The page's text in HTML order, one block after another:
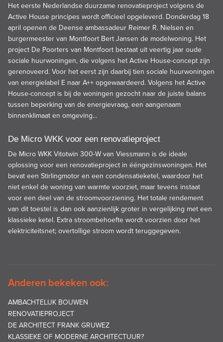
Het eerste Nederlandse duurzame renovatieproject volgens de
Active House principes wordt officieel opgeleverd. Donderdag 18
april openen de Deense ambassadeur Reimer R. Nielsen en
burgermeester van Montfoort Bert Jansen de modelwoning. Het
project De Poorters van Montfoort bestaat uit veertig jaar oude
sociale huurwoningen, die volgens het Active House-concept zijn
gerenoveerd. Voor het eerst zijn daarbij tien sociale huurwoningen
van energielabel E naar A++ opgewaardeerd. Volgens het Active
House-concept is bij de woningen gezocht naar de juiste balans
tussen beperking van de energievraag, een aangenaam
binnenklimaat en omgeving...
De Micro WKK voor een renovatieproject
De Micro WKK Vitotwin 300-W van Viessmann is de ideale
oplossing voor een renovatieproject in ééngezinswoningen. Het
bevat een Stirlingmotor en een condensatieketel, waardoor het
niet enkel de woning van warmte voorziet, maar tevens instaat
voor een deel van de stroomvoorziening. Het totale rendement
van dit toestel is dan ook aanzienlijk groter in vergelijking met een
klassieke ketel. Extra stroombehoefte wordt voorzien door het
elektriciteitsnet; overtollige stroom wordt teruggegeven.
Anderen bekeken ook:
AMBACHTELIJK BOUWEN
RENOVATIEPROJECT
DE ARCHITECT FRANK GRUWEZ
KLASSIEKE OF MODERNE ARCHITECTUUR?